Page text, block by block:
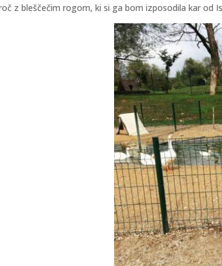
z bleščečim rogom, ki si ga bom izposodila kar od